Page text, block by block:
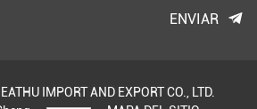
ENVIAR
IMPORT AND EXPORT CO., LTD.